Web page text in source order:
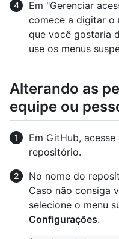
Em "Gerenciar
comece a digitar o
que você gostaria
use os menus
Alterando as
equipe ou
Em GitHub,
repositório.
No nome do
Caso não consiga
selecione o menu
Configurações.